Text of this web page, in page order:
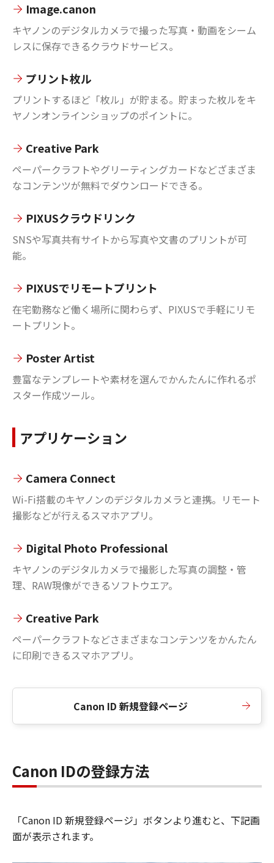
Image.canon
キヤノンのデジタルカメラで撮った写真・動画をシーム
レスに保存できるクラウドサービス。
プリント枚ル
プリントするほど「枚ル」が貯まる。貯まった枚ルをキ
ヤノンオンラインショップのポイントに。
Creative Park
ペーパークラフトやグリーティングカードなどざまざま
なコンテンツが無料でダウンロードできる。
PIXUSクラウドリンク
SNSや写真共有サイトから写真や文書のプリントが可
能。
PIXUSでリモートプリント
在宅勤務など働く場所に関わらず、PIXUSで手軽にリモ
ートプリント。
Poster Artist
豊富なテンプレートや素材を選んでかんたんに作れるポ
スター作成ツール。
アプリケーション
Camera Connect
Wi-Fi搭載のキヤノンのデジタルカメラと連携。リモート
撮影などが行えるスマホアプリ。
Digital Photo Professional
キヤノンのデジタルカメラで撮影した写真の調整・管
理、RAW現像ができるソフトウエア。
Creative Park
ペーパークラフトなどさまざまなコンテンツをかんたん
に印刷できるスマホアプリ。
Canon ID 新規登録ページ
Canon IDの登録方法
「Canon ID 新規登録ページ」ボタンより進むと、下記画
面が表示されます。